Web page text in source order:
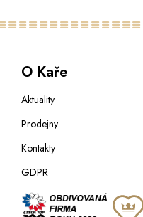
O Kaře
Aktuality
Prodejny
Kontakty
GDPR